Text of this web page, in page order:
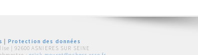
Protection des données
| 92600 ASNIERES SUR SEINE